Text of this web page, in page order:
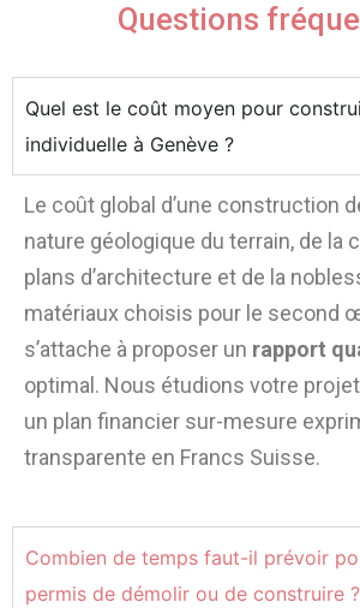
Questions
Quel est le coût moyen pour
individuelle à Genève ?
Le coût global d’une construction
nature géologique du terrain, de la
plans d’architecture et de la
matériaux choisis pour le second
s’attache à proposer un rapport
optimal. Nous étudions votre
un plan financier sur-mesure
transparente en Francs Suisse.
Combien de temps faut-il prévoir
permis de démolir ou de construire ?